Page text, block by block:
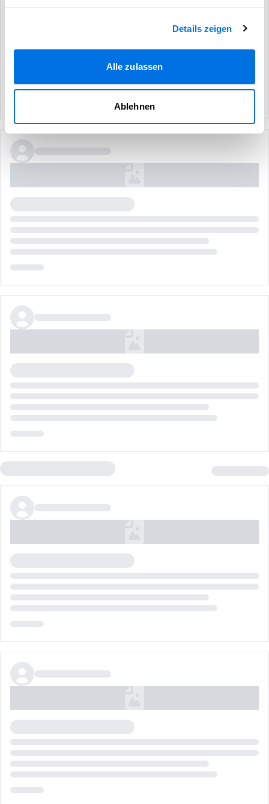
Details zeigen
Alle zulassen
Ablehnen